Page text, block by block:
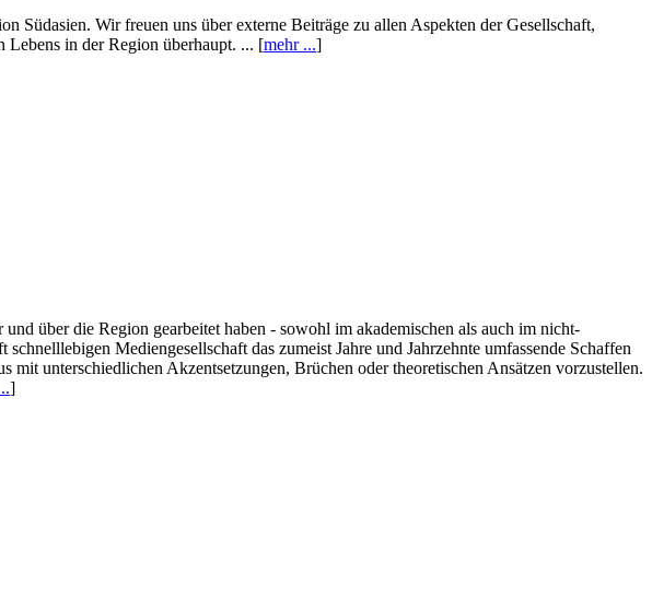
Südasien. Wir freuen uns über externe Beiträge zu allen Aspekten der Gesellschaft,
Lebens in der Region überhaupt. ... [mehr ...]
über die Region gearbeitet haben - sowohl im akademischen als auch im nicht-
Mediengesellschaft das zumeist Jahre und Jahrzehnte umfassende Schaffen
unterschiedlichen Akzentsetzungen, Brüchen oder theoretischen Ansätzen vorzustellen.
]